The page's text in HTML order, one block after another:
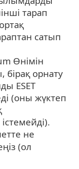
тарап
сатып
Өнімін
бірақ орнату
ESET
(оны жүктеп
не
(ол